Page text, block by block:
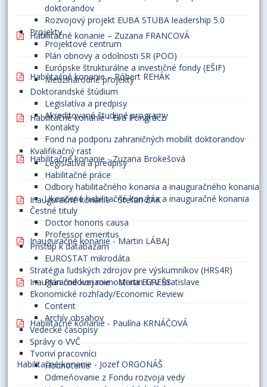
doktorandov
Rozvojový projekt EUBA STUBA leadership 5.0
Projekty
Projektové centrum
Plán obnovy a odolnosti SR (POO)
Európske štrukturálne a investičné fondy (EŠIF)
Medzinárodné projekty
Doktorandské štúdium
Legislatíva a predpisy
Akreditované študijné programy
Kontakty
Fond na podporu zahraničných mobilít doktorandov
Kvalifikačný rast
Legislatíva a predpisy
Habilitačné práce
Odbory habilitačného konania a inauguračného konania
Ukončené habilitačné konania a inauguračné konania
Čestné tituly
Doctor honoris causa
Professor emeritus
Prístup k databázam
EUROSTAT mikrodáta
Stratégia ľudských zdrojov pre výskumníkov (HRS4R)
Plán rodovej rovnosti na EU v Bratislave
Ekonomické rozhľady/Economic Review
Content
Archív obsahov
Vedecké časopisy
Správy o VVČ
Tvoriví pracovníci
Hodnotenie
Odmeňovanie z Fondu rozvoja vedy
Habilitačné konanie – Zuzana FRANCOVÁ
Habilitačné konanie – Róbert REHÁK
Habilitačné konanie - Eva Pongrácz
Habilitačné konanie - Zuzana Brokešová
Inauguračné konanie - Štefan ŽÁK
Inauguračné konanie - Martin LÁBAJ
Inauguračné konanie - Martin GREŠS
Habilitačné konanie - Paulína KRNÁČOVÁ
Habilitačné konanie - Jozef ORGONÁŠ